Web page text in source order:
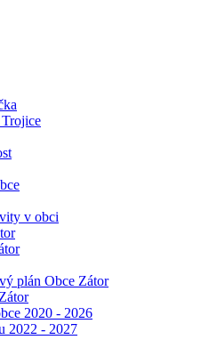
v obci
plán Obce Zátor
2020 - 2026
2022 - 2027